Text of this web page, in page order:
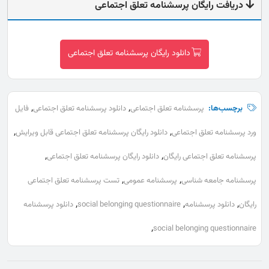
دریافت رایگان پرسشنامه تعلق اجتماعی
دانلود رایگان پرسشنامه تعلق اجتماعی
برچسب‌ها: پرسشنامه تعلق اجتماعی, دانلود پرسشنامه تعلق اجتماعی, فایل
ورد پرسشنامه تعلق اجتماعی, دانلود رایگان پرسشنامه تعلق اجتماعی قابل ویرایش,
پرسشنامه تعلق اجتماعی رایگان, دانلود رایگان پرسشنامه تعلق اجتماعی,
پرسشنامه جامعه شناسی, پرسشنامه عمومی, تست پرسشنامه تعلق اجتماعی
رایگان, دانلود پرسشنامه,
social belonging questionnaire
, دانلود پرسشنامه
social belonging questionnaire
,